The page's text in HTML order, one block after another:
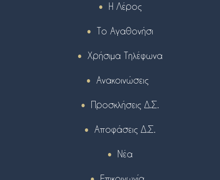
Η Λέρος
Το Αγαθονήσι
Χρήσιμα Τηλέφωνα
Ανακοινώσεις
Προσκλήσεις Δ.Σ.
Αποφάσεις Δ.Σ.
Νέα